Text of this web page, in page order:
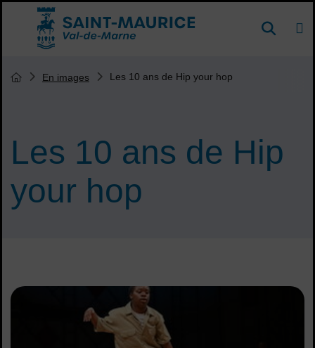
Menu de raccourcis
Accueil ville de Saint-Maurice DE
Les 10 ans de Hip
your hop
Vous êtes ici :
Page d'accueil du site
En images Les 10 ans de Hip your hop